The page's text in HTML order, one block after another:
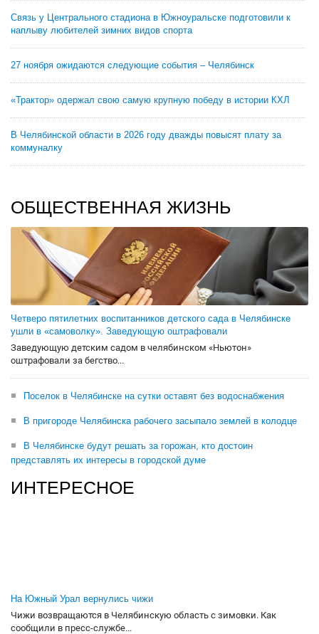
Связь у Центрального стадиона в Южноуральске подготовили к
наплыву любителей зимних видов спорта
27 ноября ожидаются следующие события – Челябинск
«Трактор» одержал свою самую крупную победу в истории КХЛ
В Челябинской области в 2026 году дважды повысят плату за
коммуналку
ОБЩЕСТВЕННАЯ ЖИЗНЬ
Четверо пятилетних воспитанников детского сада в Челябинске
ушли в «самоволку». Заведующую оштрафовали
Заведующую детским садом в челябинском «Ньютон»
оштрафовали за бегство...
Поселок в Челябинске на сутки оставят без водоснабжения
В пригороде Челябинска рабочего засыпало землей в колодце
В Челябинске будут решать за горожан, кто достоин
представлять их интересы в городской думе
ИНТЕРЕСНОЕ
На Южный Урал вернулись чижи
Чижи возвращаются в Челябинскую область с зимовки. Как
сообщили в пресс-службе...